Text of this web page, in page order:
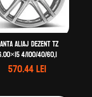
aliaj DEZENT TZ
4/100/40/60,1
570.44lei